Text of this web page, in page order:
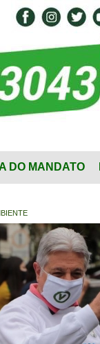
DO MANDATO